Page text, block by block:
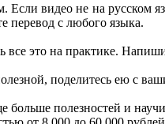
Если видео не на русском
перевод с любого языка.
все это на практике.
поделитесь ею с
больше полезностей и